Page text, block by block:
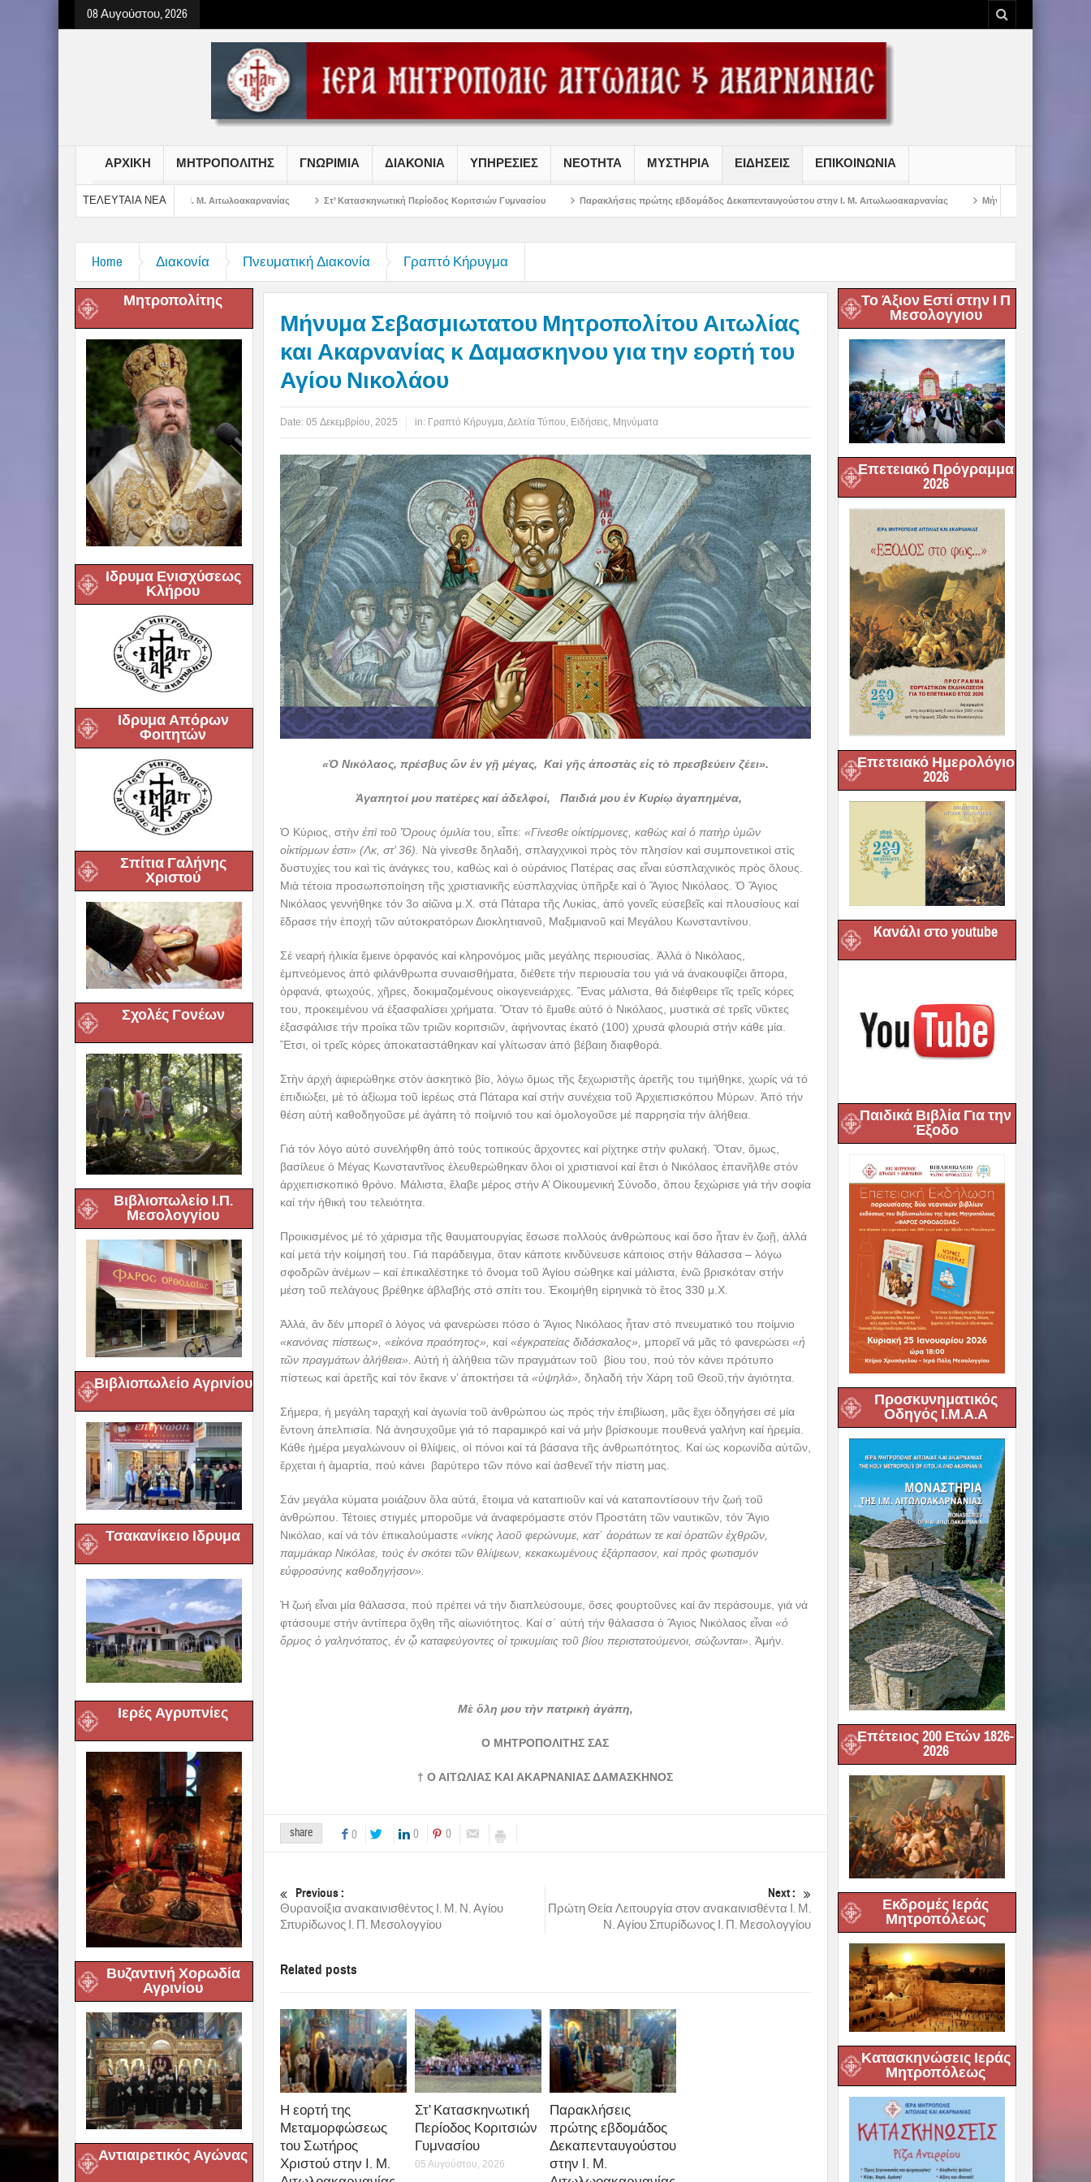
08 Αυγούστου, 2026
ΑΡΧΙΚΗ ΜΗΤΡΟΠΟΛΙΤΗΣ ΓΝΩΡΙΜΙΑ ΔΙΑΚΟΝΙΑ ΥΠΗΡΕΣΙΕΣ ΝΕΟΤΗΤΑ ΜΥΣΤΗΡΙΑ ΕΙΔΗΣΕΙΣ ΕΠΙΚΟΙΝΩΝΙΑ
ΤΕΛΕΥΤΑΙΑ ΝΕΑ
Χριστού στην Ι. Μ. Αιτωλοακαρνανίας Στ’ Κατασκηνωτική Περίοδος Κοριτσιών Γυμνασίου Παρακλήσεις πρώτης εβδομάδος Δεκαπενταυγούστου στην Ι. Μ. Αιτωλωοακαρνανίας Μήνυμα Σεβασμιωτάτου Μητροπολίτου
Home Διακονία Πνευματική Διακονία Γραπτό Κήρυγμα
Μητροπολίτης
Ιδρυμα Ενισχύσεως
Κλήρου
Ιδρυμα Απόρων
Φοιτητών
Σπίτια Γαλήνης
Χριστού
Σχολές Γονέων
Βιβλιοπωλείο Ι.Π.
Μεσολογγίου
Βιβλιοπωλείο Αγρινίου
Τσακανίκειο Ιδρυμα
Ιερές Αγρυπνίες
Βυζαντινή Χορωδία
Αγρινίου
Αντιαιρετικός Αγώνας
Μήνυμα Σεβασμιωτατου Μητροπολίτου Αιτωλίας
και Ακαρνανίας κ Δαμασκηνου για την εορτή τoυ
Αγίου Νικολάου
Date: 05 Δεκεμβρίου, 2025 in: Γραπτό Κήρυγμα,Δελτία Τύπου, Ειδήσεις, Μηνύματα
«Ὁ Νικόλαος, πρέσβυς ὢν ἐν γῇ μέγας, Καὶ γῆς ἀποστὰς εἰς τὸ πρεσβεύειν ζέει».
Ἀγαπητοί μου πατέρες καί ἀδελφοί, Παιδιά μου ἐν Κυρίῳ ἀγαπημένα,
Ὁ Κύριος, στὴν ἐπὶ τοῦ Ὄρους ὁμιλίατου, εἶπε: «Γίνεσθε οἰκτίρμονες, καθὼς καὶ ὁ πατὴρ ὑμῶν
οἰκτίρμων ἐστι» (Λκ, στ’ 36).
Νὰ γίνεσθε δηλαδή, σπλαγχνικοὶ πρὸς τὸν πλησίον καὶ συμπονετικοὶ στὶς
δυστυχίες του καὶ τὶς ἀνάγκες του, καθὼς καὶ ὁ οὐράνιος Πατέρας σας εἶναι εὐσπλαχνικὸς πρὸς ὅλους.
Μιὰ τέτοια προσωποποίηση τῆς χριστιανικῆς εὐσπλαχνίας ὑπῆρξε καὶ ὁ Ἅγιος Νικόλαος. Ὁ Ἅγιος
Νικόλαος γεννήθηκε τόν 3ο αἰῶνα μ.Χ. στά Πάταρα τῆς Λυκίας, ἀπό γονεῖς εὐσεβεῖς καί πλουσίους καί
ἔδρασε τήν ἐποχή τῶν αὐτοκρατόρων Διοκλητιανοῦ, Μαξιμιανοῦ καί Μεγάλου Κωνσταντίνου.
Σέ νεαρή ἡλικία ἔμεινε ὀρφανός καί κληρονόμος μιᾶς μεγάλης περιουσίας. Ἀλλά ὁ Νικόλαος,
ἐμπνεόμενος ἀπό φιλάνθρωπα συναισθήματα, διέθετε τήν περιουσία του γιά νά ἀνακουφίζει ἄπορα,
ὀρφανά, φτωχούς, χῆρες, δοκιμαζομένους οἰκογενειάρχες. Ἕνας μάλιστα, θά διέφθειρε τῖς τρεῖς κόρες
του, προκειμένου νά ἐξασφαλίσει χρήματα. Ὅταν τό ἔμαθε αὐτό ὁ Νικόλαος, μυστικά σέ τρεῖς νῦκτες
ἐξασφάλισε τήν προίκα τῶν τριῶν κοριτσιῶν, ἀφήνοντας ἑκατό (100) χρυσά φλουριά στήν κάθε μία.
Ἔτσι, οἱ τρεῖς κόρες ἀποκαταστάθηκαν καί γλίτωσαν ἀπό βέβαιη διαφθορά.
Στὴν ἀρχὴ ἀφιερώθηκε στὸν ἀσκητικὸ βίο, λόγω ὅμως τῆς ξεχωριστῆς ἀρετῆς του τιμήθηκε, χωρίς νά τό
ἐπιδιώξει, μὲ τό ἀξίωμα τοῦ ἱερέως στά Πάταρα καί στήν συνέχεια τοῦ Ἀρχιεπισκόπου Μύρων. Ἀπό τήν
θέση αὐτή καθοδηγοῦσε μέ ἀγάπη τό ποίμνιό του καί ὁμολογοῦσε μέ παρρησία τήν ἀλήθεια.
Γιά τόν λόγο αὐτό συνελήφθη ἀπό τούς τοπικούς ἄρχοντες καί ρίχτηκε στήν φυλακή. Ὅταν, ὅμως,
βασίλευε ὁ Μέγας Κωνσταντῖνος ἐλευθερώθηκαν ὅλοι οἱ χριστιανοί καί ἔτσι ὁ Νικόλαος ἐπανῆλθε στόν
ἀρχιεπισκοπικό θρόνο. Μάλιστα, ἔλαβε μέρος στήν Α’ Οἰκουμενική Σύνοδο, ὅπου ξεχώρισε γιά τήν σοφία
καί τήν ἠθική του τελειότητα.
Προικισμένος μέ τό χάρισμα τῆς θαυματουργίας ἔσωσε πολλούς ἀνθρώπους καί ὅσο ἦταν ἐν ζωῇ, ἀλλά
καί μετά τήν κοίμησή του. Γιά παράδειγμα, ὅταν κάποτε κινδύνευσε κάποιος στήν θάλασσα – λόγω
σφοδρῶν ἀνέμων – καί ἐπικαλέστηκε τό ὄνομα τοῦ Ἁγίου σώθηκε καί μάλιστα, ἐνῶ βρισκόταν στήν
μέση τοῦ πελάγους βρέθηκε ἀβλαβής στό σπίτι του. Ἐκοιμήθη εἰρηνικὰ τὸ ἔτος 330 μ.Χ.
Ἀλλά, ἄν δέν μπορεῖ ὁ λόγος νά φανερώσει πόσο ὁ Ἅγιος Νικόλαος ἦταν στό πνευματικό του ποίμνιο
«κανόνας πίστεως», «εἰκόνα πραότητος», καί«ἐγκρατείας διδάσκαλος», μπορεῖ νά μᾶς τό φανερώσει «ἡ
τῶν πραγμάτων ἀλήθεια». Αὐτή ἡ ἀλήθεια τῶν πραγμάτων τοῦ βίου του, πού τόν κάνει πρότυπο
πίστεως καί ἀρετῆς καί τόν ἔκανε ν’ ἀποκτήσει τά «ὑψηλά», δηλαδή τήν Χάρη τοῦ Θεοῦ,τήν ἁγιότητα.
Σήμερα, ἡ μεγάλη ταραχή καί ἀγωνία τοῦ ἀνθρώπου ὡς πρός τήν ἐπιβίωση, μᾶς ἔχει ὁδηγήσει σέ μία
ἔντονη ἀπελπισία. Νά ἀνησυχοῦμε γιά τό παραμικρό καί νά μήν βρίσκουμε πουθενά γαλήνη καί ἠρεμία.
Κάθε ἡμέρα μεγαλώνουν οἱ θλίψεις, οἱ πόνοι καί τά βάσανα τῆς ἀνθρωπότητος. Καί ὡς κορωνίδα αὐτῶν,
ἔρχεται ἡ ἁμαρτία, πού κάνει βαρύτερο τῶν πόνο καί ἀσθενεῖ τήν πίστη μας.
Σάν μεγάλα κύματα μοιάζουν ὅλα αὐτά, ἔτοιμα νά καταπιοῦν καί νά καταποντίσουν τήν ζωή τοῦ
ἀνθρώπου. Τέτοιες στιγμές μποροῦμε νά ἀναφερόμαστε στόν Προστάτη τῶν ναυτικῶν, τόν Ἅγιο
Νικόλαο, καί νά τόν ἐπικαλούμαστε «νίκης λαοῦ φερώνυμε, κατ΄ ἀοράτων τε καί ὁρατῶν ἐχθρῶν,
παμμάκαρ Νικόλαε, τούς ἐν σκότει τῶν θλίψεων, κεκακωμένους ἐξάρπασον, καί πρός φωτισμόν
εὐφροσύνης καθοδηγήσον».
Ἡ ζωή εἶναι μία θάλασσα, πού πρέπει νά τήν διαπλεύσουμε, ὅσες φουρτοῦνες καί ἄν περάσουμε, γιά νά
φτάσουμε στήν ἀντίπερα ὄχθη τῆς αἰωνιότητος. Καί σ΄ αὐτή τήν θάλασσα ὁ Ἅγιος Νικόλαος εἶναι«ὁ
ὅρμος ὁ γαληνότατος, ἐν ᾧ καταφεύγοντες οἱ τρικυμίαις τοῦ βίου περιστατούμενοι, σώζωνται» . Ἀμήν.
Μὲ ὅλη μου τὴν πατρικὴ ἀγάπη,
Ο ΜΗΤΡΟΠΟΛΙΤΗΣ ΣΑΣ
† Ο ΑΙΤΩΛΙΑΣ ΚΑΙ ΑΚΑΡΝΑΝΙΑΣ ΔΑΜΑΣΚΗΝΟΣ
share 0 0 0
Previous :
Θυρανοίξια ανακαινισθέντος Ι. Μ. Ν. Αγίου
Σπυρίδωνος Ι. Π. Μεσολογγίου
Next :
Πρώτη Θεία Λειτουργία στον ανακαινισθέντα Ι. Μ.
Ν. Αγίου Σπυρίδωνος Ι. Π. Μεσολογγίου
Related posts
Η εορτή της
Μεταμορφώσεως
του Σωτήρος
Χριστού στην Ι. Μ.
Στ’ Κατασκηνωτική
Περίοδος Κοριτσιών
Γυμνασίου
05 Αυγούστου, 2026
Παρακλήσεις
πρώτης εβδομάδος
Δεκαπενταυγούστου
στην Ι. Μ.
Το Άξιον Εστί στην Ι Π
Μεσολογγιου
Επετειακό Πρόγραμμα
2026
Επετειακό Ημερολόγιο
2026
Kανάλι στο youtube
Παιδικά Βιβλία Για την
Έξοδο
Προσκυνηματικός
Οδηγός Ι.Μ.Α.Α
Επέτειος 200 Ετών 1826-
2026
Εκδρομές Ιεράς
Μητροπόλεως
Κατασκηνώσεις Ιεράς
Μητροπόλεως